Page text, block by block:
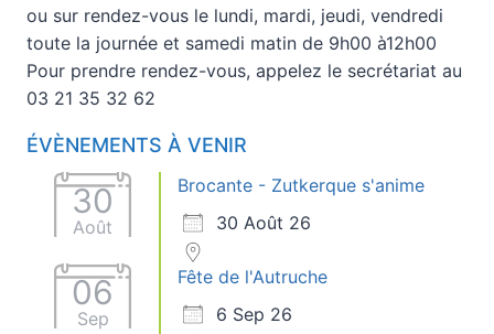
ou sur rendez-vous le lundi, mardi, jeudi, vendredi
toute la journée et samedi matin de 9h00 à12h00
Pour prendre rendez-vous, appelez le secrétariat au
03 21 35 32 62
ÉVÈNEMENTS À VENIR
30
Août
Brocante - Zutkerque s'anime
30 Août 26
06
Sep
Fête de l'Autruche
6 Sep 26